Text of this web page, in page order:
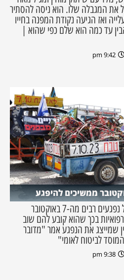
את המגבלה שלו. הוא ניסה להסתיר
ואז הגיעה נקודת המפנה בחייו
עד כמה הוא שלם כפי שהוא |
9:42 pm
המוסד לביטוח לאומי כופה על נפגעים רבים מה-7 באוקטובר
בכך שהוא קובע להם שוב
שמייצג את הנפגע אמר "מדובר
לביטוח לאומי"
9:38 pm